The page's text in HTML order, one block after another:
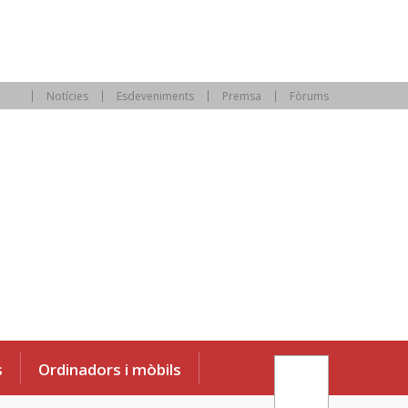
Notícies Esdeveniments Premsa Fòrums
Ordinadors i mòbils